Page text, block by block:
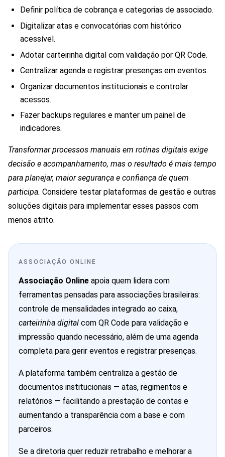
Definir política de cobrança e categorias de associado.
Digitalizar atas e convocatórias com histórico
acessível.
Adotar carteirinha digital com validação por QR Code.
Centralizar agenda e registrar presenças em eventos.
Organizar documentos institucionais e controlar
acessos.
Fazer backups regulares e manter um painel de
indicadores.
Transformar processos manuais em rotinas digitais exige
decisão e acompanhamento, mas o resultado é mais tempo
para planejar, maior segurança e confiança de quem
participa. Considere testar plataformas de gestão e outras
soluções digitais para implementar esses passos com
menos atrito.
ASSOCIAÇÃO ONLINE
Associação Online apoia quem lidera com
ferramentas pensadas para associações brasileiras:
controle de mensalidades integrado ao caixa,
carteirinha digital com QR Code para validação e
impressão quando necessário, além de uma agenda
completa para gerir eventos e registrar presenças.
A plataforma também centraliza a gestão de
documentos institucionais — atas, regimentos e
relatórios — facilitando a prestação de contas e
aumentando a transparência com a base e com
parceiros.
Se a diretoria quer reduzir retrabalho e melhorar a